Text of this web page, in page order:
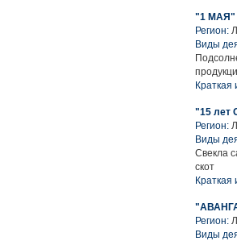
"1
Регион:
Виды
"15 лет
Регион:
Виды
Свекла
скот
Регион:
Виды